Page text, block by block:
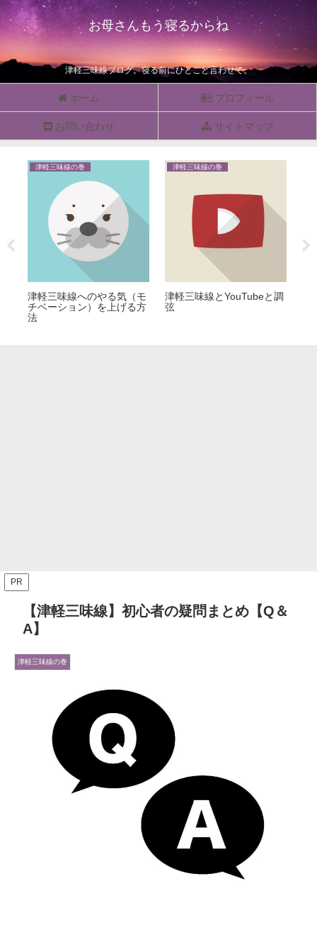
お母さんもう寝るからね
津軽三味線ブログ。寝る前にひとこと言わせて。
ホーム プロフィール
お問い合わせ サイトマップ
津軽三味線の巻
津軽三味線へのやる気（モ
チベーション）を上げる方
法
津軽三味線の巻
津軽三味線とYouTubeと調
弦
PR
【津軽三味線】初心者の疑問まとめ【Q＆
A】
津軽三味線の巻